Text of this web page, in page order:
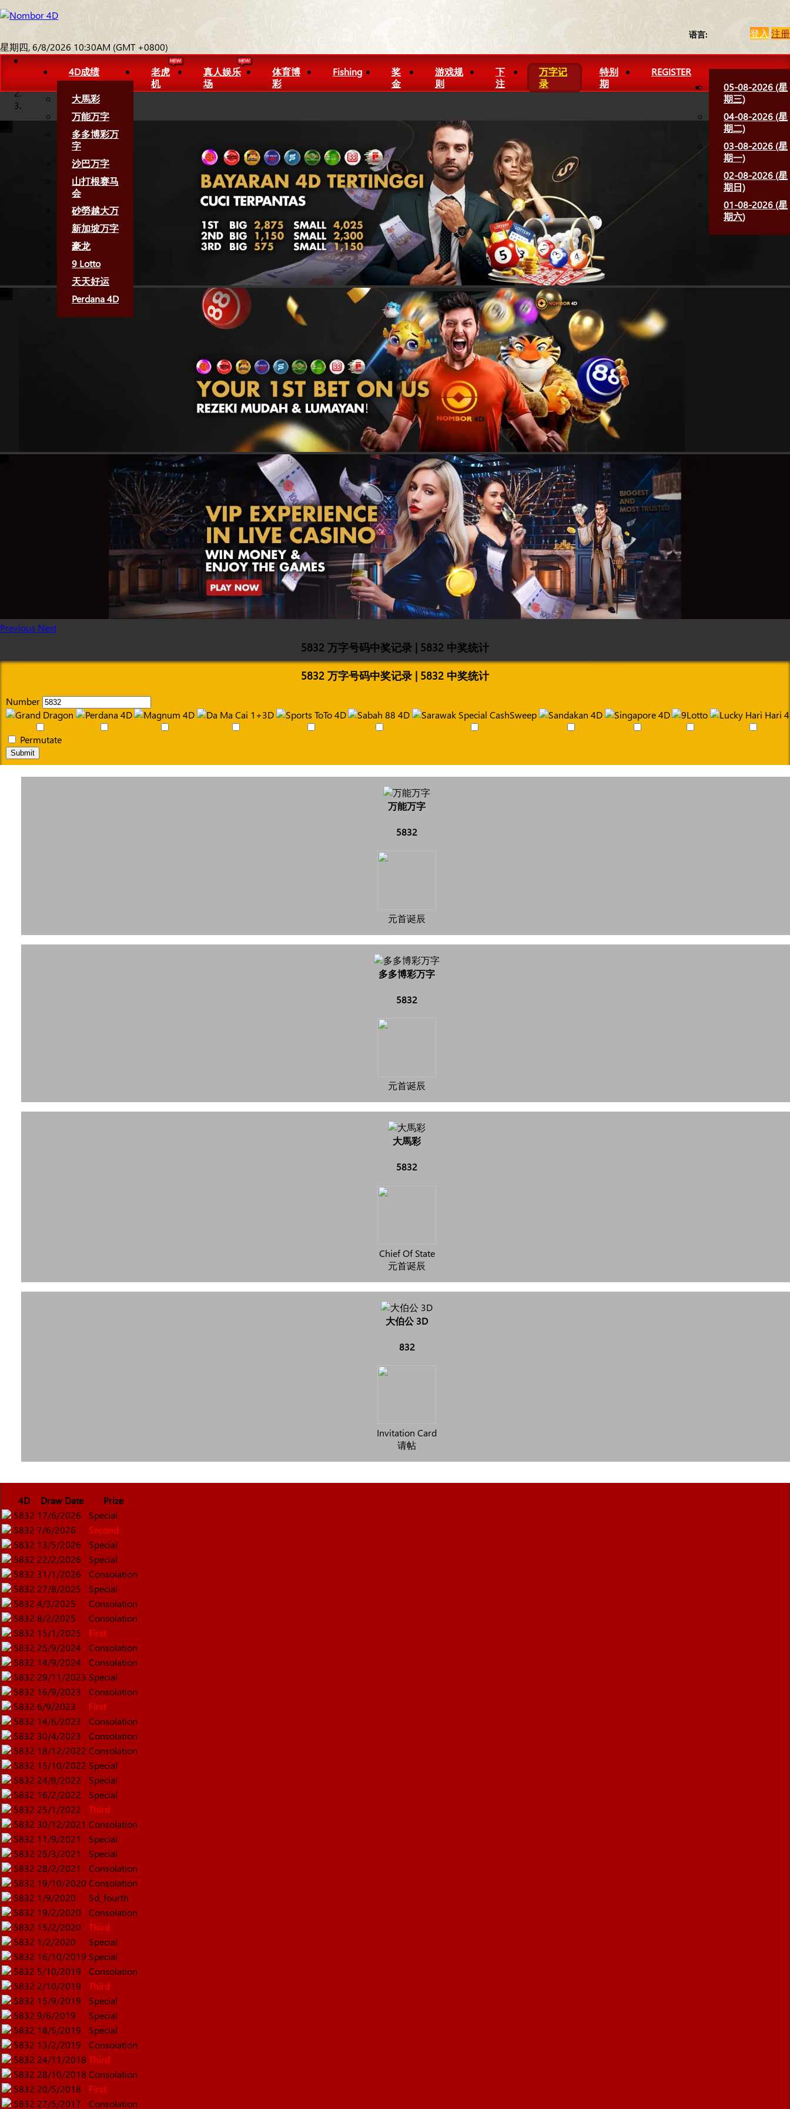
语言: 登入注册
星期四, 6/8/2026 10:30AM (GMT +0800)
4D成绩
大馬彩
万能万字
多多博彩万
字
沙巴万字
山打根赛马
会
砂勞越大万
新加坡万字
豪龙
9 Lotto
天天好运
Perdana 4D
老虎
机
真人娱乐
场
体育博
彩
Fishing
奖
金
游戏规
则
下
注
万字记
录
特别
期
REGISTER
05-08-2026 (星
期三)
04-08-2026 (星
期二)
03-08-2026 (星
期一)
02-08-2026 (星
期日)
01-08-2026 (星
期六)
Previous Next
5832 万字号码中奖记录 | 5832 中奖统计
5832 万字号码中奖记录 | 5832 中奖统计
Number
Permutate
Submit
万能万字
5832
元首诞辰
多多博彩万字
5832
元首诞辰
大馬彩
5832
Chief Of State
元首诞辰
大伯公 3D
832
Invitation Card
请帖
4D Draw Date
Prize
5832 17/6/2026
Special
5832 7/6/2026
Second
5832 13/5/2026
Special
5832 22/2/2026
Special
5832 31/1/2026
Consolation
5832 27/8/2025
Special
5832 4/3/2025
Consolation
5832 8/2/2025
Consolation
5832 15/1/2025
First
5832 25/9/2024
Consolation
5832 14/9/2024
Consolation
5832 29/11/2023 Special
5832 16/9/2023
Consolation
5832 6/9/2023
First
5832 14/6/2023
Consolation
5832 30/4/2023
Consolation
5832 18/12/2022 Consolation
5832 15/10/2022 Special
5832 24/8/2022
Special
5832 16/2/2022
Special
5832 25/1/2022
Third
5832 30/12/2021 Consolation
5832 11/9/2021
Special
5832 25/3/2021
Special
5832 28/2/2021
Consolation
5832 19/10/2020 Consolation
5832 1/9/2020
5d_fourth
5832 19/2/2020
Consolation
5832 15/2/2020
Third
5832 1/2/2020
Special
5832 16/10/2019 Special
5832 5/10/2019
Consolation
5832 2/10/2019
Third
5832 15/9/2019
Special
5832 9/6/2019
Special
5832 18/5/2019
Special
5832 13/2/2019
Consolation
5832 24/11/2018 Third
5832 28/10/2018 Consolation
5832 20/5/2018
First
5832 27/5/2017 Consolation